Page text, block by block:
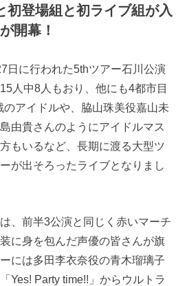
初登場組と初ライブ組が入
開幕！
日に行われた5thツアー石川公演
人中8人もおり、他にも4都市目
アイドルや、脇山珠美役嘉山未
由貴さんのようにアイドルマス
もいるなど、長期に渡る大型ツ
が出そろったライブとなりまし
、前半3公演と同じく赤いマーチ
に身を包んだ声優の皆さんが旗
には多田李衣奈役の青木瑠璃子
Yes! Party time!!」からウルトラ